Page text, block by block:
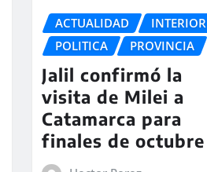
ACTUALIDAD
INTERIOR
POLITICA
PROVINCIA
Jalil confirmó la
visita de Milei a
Catamarca para
finales de octubre